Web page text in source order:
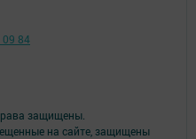
защищены.
на сайте, защищены
09 84